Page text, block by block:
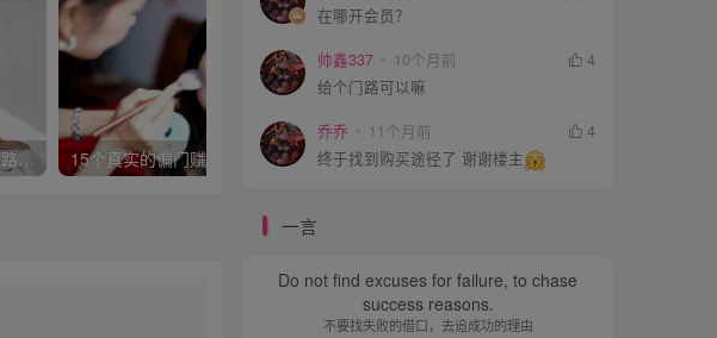
穷人捞偏门赚钱门路 走投无路的时候可以试试！ 15个真实的偏门赚钱方法，快来了解一下
在哪开会员？
帅鑫337 10个月前
4
给个门路可以嘛
乔乔 11个月前
4
终于找到购买途径了 谢谢楼主
一言
Do not find excuses for failure, to chase
success reasons.
不要找失败的借口，去追成功的理由